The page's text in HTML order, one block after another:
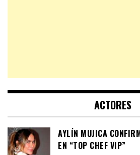
ACTORES
AYLÍN MUJICA
EN “TOP CHEF VIP”